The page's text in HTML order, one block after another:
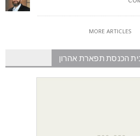
MORE ARTICLES
הכנסת תפארת אהרון